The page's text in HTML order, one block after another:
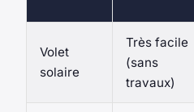
Volet
solaire
Très facile
(sans
travaux)